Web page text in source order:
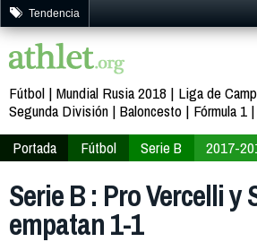
Tendencia
Fútbol Mundial Rusia 2018 Liga de
Segunda División Baloncesto Fórmula 1
Portada
Fútbol Serie B 2017-
Serie B : Pro Vercelli y
empatan 1-1